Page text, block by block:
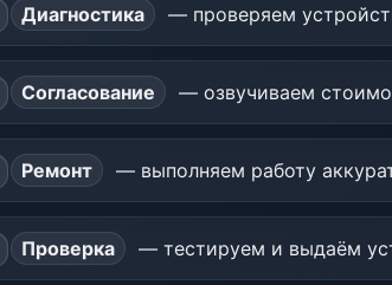
Диагностика — проверяем
Согласование — озвучиваем
Ремонт — выполняем работу
Проверка — тестируем и выдаём